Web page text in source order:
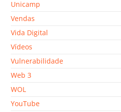
Unicamp
Vendas
Vida Digital
Vídeos
Vulnerabilidade
Web 3
WOL
YouTube